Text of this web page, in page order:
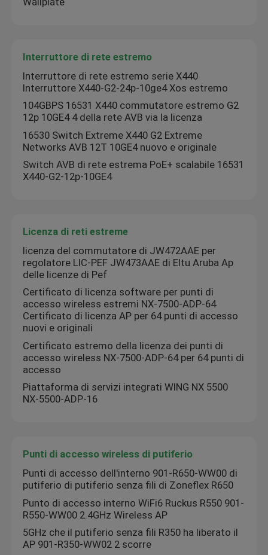
Commutatore di Aruba
Switch Cisco
Rack server con raffreddamento integrato
Cavo in fibra ottica e accessori
Interruttore di rete estremo
Interruttore di rete estremo serie X440
Interruttore X440-G2-24p-10ge4 Xos estremo
104GBPS 16531 X440 commutatore estremo G2
12p 10GE4 4 della rete AVB via la licenza
16530 Switch Extreme X440 G2 Extreme
Networks AVB 12T 10GE4 nuovo e originale
Switch AVB di rete estrema PoE+ scalabile 16531
X440-G2-12p-10GE4
Licenza di reti estreme
licenza del commutatore di JW472AAE per
regolatore LIC-PEF JW473AAE di Eltu Aruba Ap
delle licenze di Pef
Certificato di licenza software per punti di
accesso wireless estremi NX-7500-ADP-64
Certificato di licenza AP per 64 punti di accesso
nuovi e originali
Certificato estremo della licenza dei punti di
accesso wireless NX-7500-ADP-64 per 64 punti di
accesso
Piattaforma di servizi integrati WING NX 5500
NX-5500-ADP-16
Punti di accesso wireless di putiferio
Punti di accesso dell'interno 901-R650-WW00 di
putiferio di putiferio senza fili di Zoneflex R650
Punto di accesso interno WiFi6 Ruckus R550 901-
R550-WW00 2.4GHz Wireless AP
5GHz che il putiferio senza fili R350 ha liberato il
AP 901-R350-WW02 2 scorre